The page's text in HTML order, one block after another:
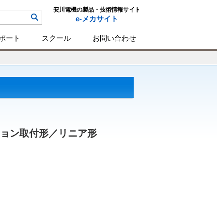
安川電機の製品・技術情報サイト
e-メカサイト
ート スクール お問い合わせ
ン取付形／リニア形